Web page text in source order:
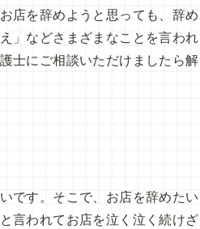
店を辞めようと思っても、辞め
」などさまざまなことを言われ
士にご相談いただけましたら解
です。そこで、お店を辞めたい
言われてお店を泣く泣く続けざ